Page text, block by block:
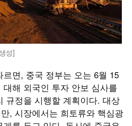
생성]
면, 중국 정부는 오는 6월 15
해 외국인 투자 안보 심사를
규정을 시행할 계획이다. 대상
, 시장에서는 희토류와 핵심광